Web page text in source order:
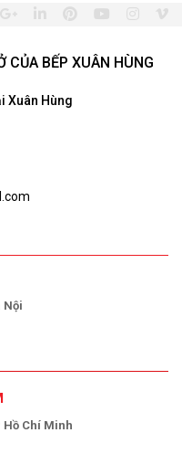
CỦA BẾP XUÂN HÙNG
Xuân Hùng
Nội
Hồ Chí Minh